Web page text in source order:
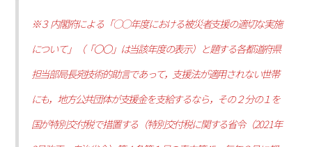
※３ 内閣府による「○○年度における被災者支援の適切な実施
について」（「〇〇」は当該年度の表示）と題する各都道府県
担当部局長宛技術的助言であって，支援法が適用されない世帯
にも，地方公共団体が支援金を支給するなら，その２分の１を
国が特別交付税で措置する（特別交付税に関する省令（2021年